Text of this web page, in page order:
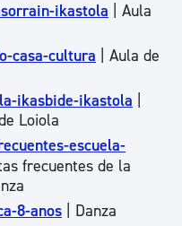
ikastola | Aula
casa-cultura | Aula de
ikasbide-ikastola
Loiola
escuela-
frecuentes de la
8-anos | Danza